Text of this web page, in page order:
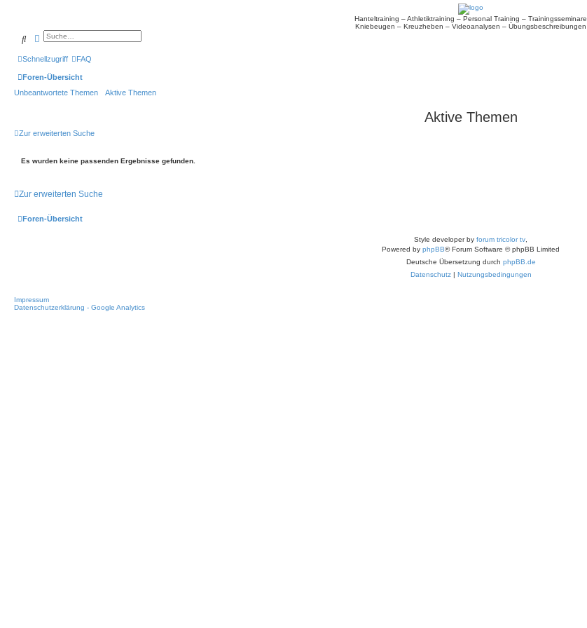
Hanteltraining – Athletiktraining – Personal Training – Trainingsseminare
Kniebeugen – Kreuzheben – Videoanalysen – Übungsbeschreibungen
SucheErweiterte Suche
Schnellzugriff FAQ
Foren-Übersicht
Unbeantwortete Themen Aktive Themen
Aktive Themen
Zur erweiterten Suche
Es wurden keine passenden Ergebnisse gefunden.
Zur erweiterten Suche
Foren-Übersicht
Style developer by forum tricolor tv
Powered by phpBB® Forum Software © phpBB Limited
Deutsche Übersetzung durch phpBB.de
Datenschutz| Nutzungsbedingungen
Impressum
Datenschutzerklärung - Google Analytics